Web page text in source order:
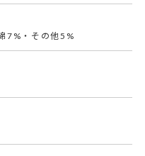
7%・その他5%